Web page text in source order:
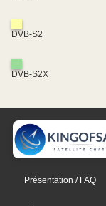
DVB-S2
DVB-S2X
Présentation / FAQ